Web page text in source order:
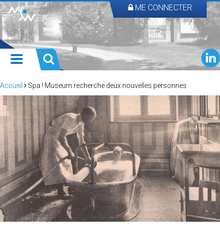
ME CONNECTER
Accueil Spa ! Museum recherche deux nouvelles personnes